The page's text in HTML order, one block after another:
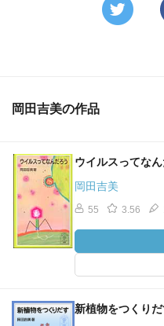
岡田吉美の作品
ウイルスってな
岡田吉美
55 3.56
新植物をつくり